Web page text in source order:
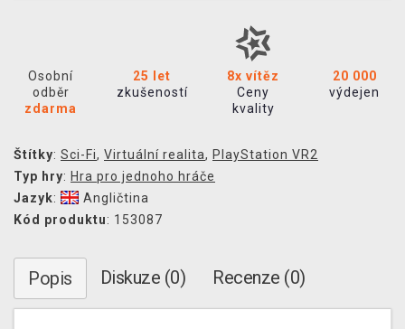
Osobní
odběr
zdarma
25 let
zkušeností
8x vítěz
Ceny
kvality
20 000
výdejen
Štítky: Sci-Fi, Virtuální realita, PlayStation VR2
Typ hry: Hra pro jednoho hráče
Jazyk:
Angličtina
Kód produktu: 153087
Popis Diskuze (0) Recenze (0)